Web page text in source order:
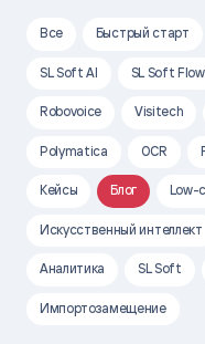
Все Быстрый старт
SL Soft AI SL Soft Flow
Robovoice Visitech
Polymatica OCR
Кейсы Блог Low-
Искусственный интеллект
Аналитика SL Soft
Импортозамещение